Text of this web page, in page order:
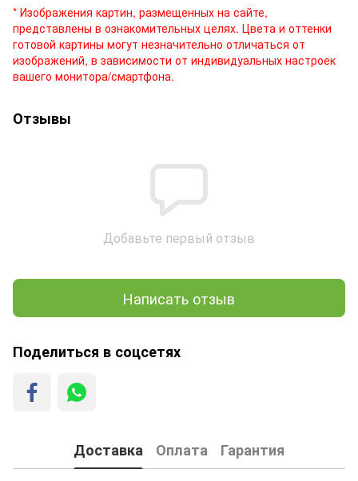
* Изображения картин, размещенных на сайте,
представлены в ознакомительных целях. Цвета и оттенки
готовой картины могут незначительно отличаться от
изображений, в зависимости от индивидуальных настроек
вашего монитора/смартфона.
Отзывы
Добавьте первый отзыв
Написать отзыв
Поделиться в соцсетях
Доставка Оплата Гарантия